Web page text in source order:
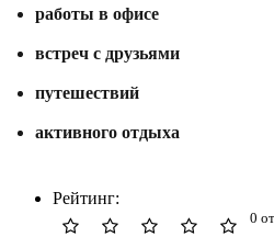
работы в офисе
встреч с друзьями
путешествий
активного отдыха
Рейтинг:
0